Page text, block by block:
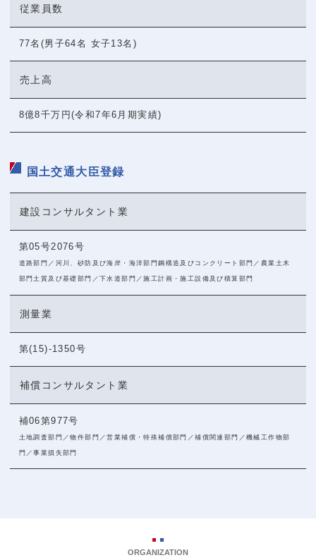
従業員数
77名(男子64名 女子13名)
売上高
8億8千万円(令和7年6月期実績)
国土交通大臣登録
建設コンサルタント業
第05号2076号
道路部門／河川、砂防及び海岸・海洋部門鋼構造及びコンクリート部門／農業土木
部門土質及び基礎部門／下水道部門／施工計画・施工設備及び積算部門
測量業
第(15)-1350号
補償コンサルタント業
補06第977号
土地調査部門／物件部門／営業補償・特殊補償部門／補償関連部門／機械工作物部
門／事業損失部門
ORGANIZATION